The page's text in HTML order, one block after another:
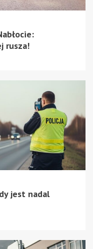
rusza!
jest nadal